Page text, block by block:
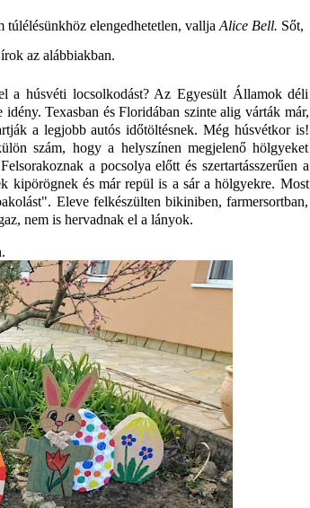
elengedhetetlen, vallja Alice Bell. Sőt,
az alábbiakban.
a húsvéti locsolkodást? Az Egyesült Államok déli
Texasban és Floridában szinte alig várták már,
a legjobb autós időtöltésnek. Még húsvétkor is!
szám, hogy a helyszínen megjelenő hölgyeket
a pocsolya előtt és szertartásszerűen a
kipörögnek és már repül is a sár a hölgyekre. Most
Eleve felkészülten bikiniben, farmersortban,
nem is hervadnak el a lányok.